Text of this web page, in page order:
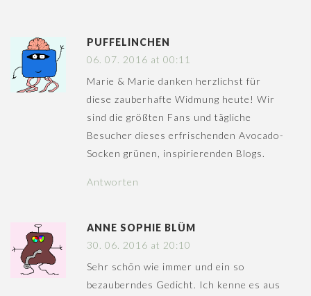
PUFFELINCHEN
06. 07. 2016 at 00:11
Marie & Marie danken herzlichst für
diese zauberhafte Widmung heute! Wir
sind die größten Fans und tägliche
Besucher dieses erfrischenden Avocado-
Socken grünen, inspirierenden Blogs.
Antworten
ANNE SOPHIE BLÜM
30. 06. 2016 at 20:10
Sehr schön wie immer und ein so
bezauberndes Gedicht. Ich kenne es aus